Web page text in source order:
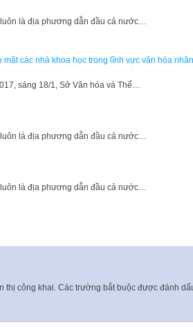
là địa phương dẫn đầu cả nước…
các nhà khoa học trong lĩnh vực văn hóa
sáng 18/1, Sở Văn hóa và Thể…
là địa phương dẫn đầu cả nước…
là địa phương dẫn đầu cả nước…
thị công khai. Các trường bắt buộc được đánh